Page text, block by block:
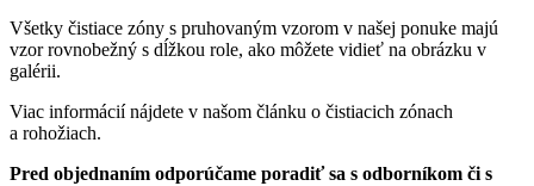
Všetky čistiace zóny s pruhovaným vzorom v našej ponuke majú
vzor rovnobežný s dĺžkou role, ako môžete vidieť na obrázku v
galérii.
Viac informácií nájdete v našom článku o čistiacich zónach
a rohožiach.
Pred objednaním odporúčame poradiť sa s odborníkom či s